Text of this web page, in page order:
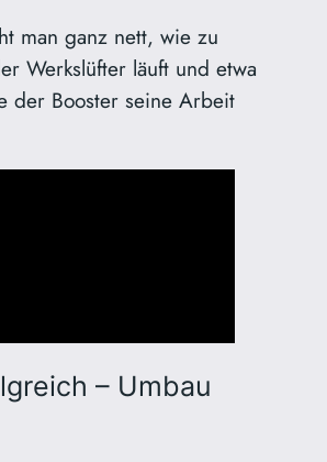
man ganz nett, wie zu
Werkslüfter läuft und etwa
der Booster seine Arbeit
– Umbau